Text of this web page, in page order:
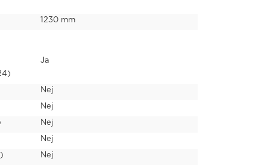
1230 mm
Ja
Nej
Nej
Nej
Nej
Nej